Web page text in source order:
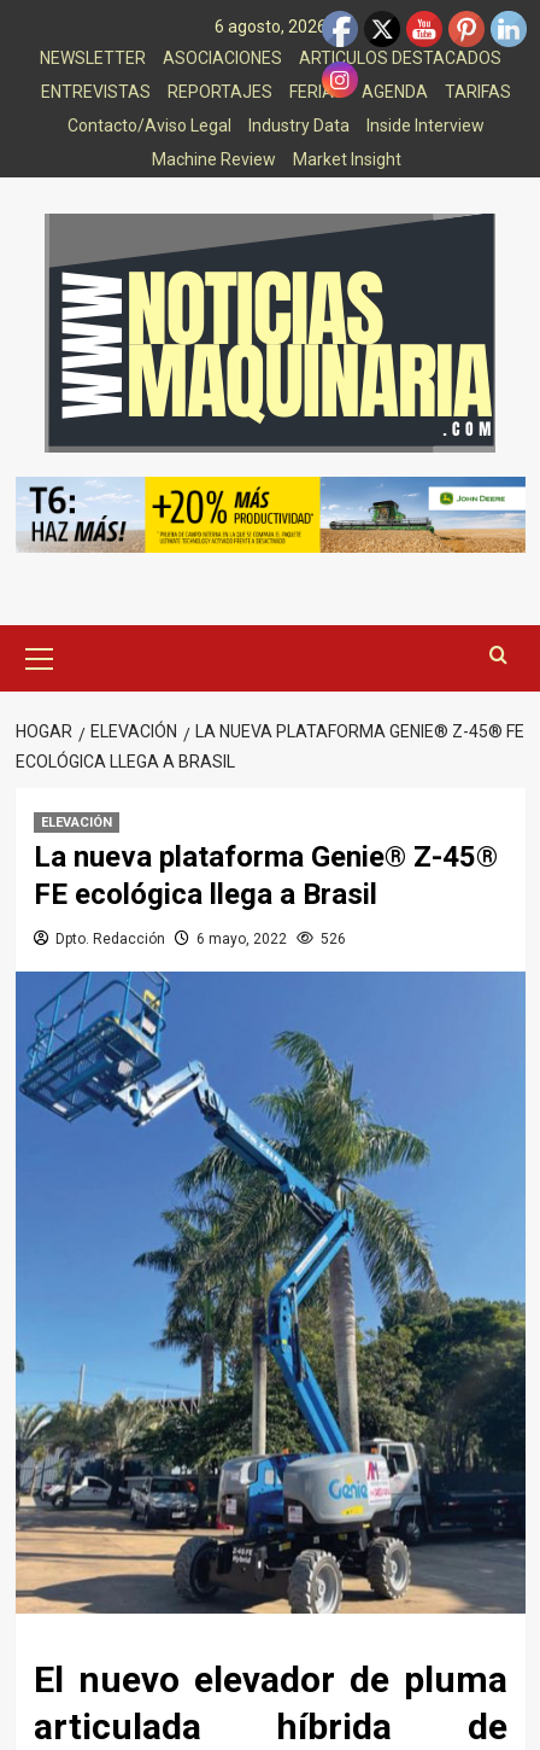
6 agosto, 2026
NEWSLETTER
ASOCIACIONES
ARTICULOS DESTACADOS
ENTREVISTAS
REPORTAJES FERIAS AGENDA
TARIFAS
Contacto/Aviso Legal
Industry Data
Inside Interview
Machine Review
Market Insight
principal
HOGAR ELEVACIÓN
LA NUEVA PLATAFORMA GENIE® Z-45® FE
ECOLÓGICA LLEGA A BRASIL
ELEVACIÓN
La nueva plataforma Genie® Z-45®
FE ecológica llega a Brasil
Dpto. Redacción 6 mayo, 2022 526
El nuevo elevador de pluma
articulada híbrida de